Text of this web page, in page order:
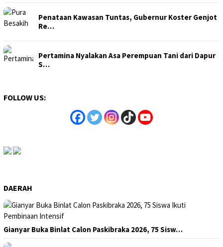
Penataan Kawasan Tuntas, Gubernur Koster Genjot
Re…
Pertamina Nyalakan Asa Perempuan Tani dari Dapur
S…
FOLLOW US:
DAERAH
Gianyar Buka Binlat Calon Paskibraka 2026, 75 Sisw…